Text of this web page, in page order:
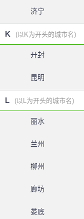
济宁
K (以K为开头的城市名)
开封
昆明
L (以L为开头的城市名)
丽水
兰州
柳州
廊坊
娄底